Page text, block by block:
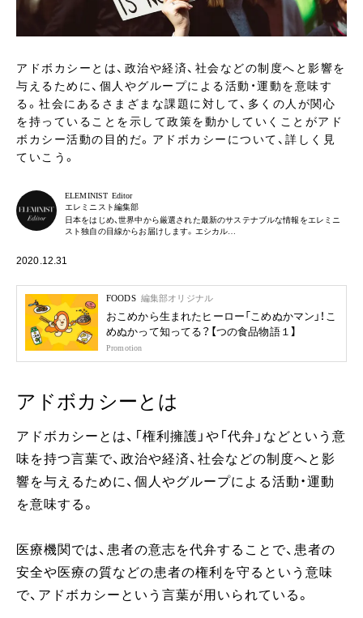
アドボカシーとは、政治や経済、社会などの制度へと影響を
与えるために、個人やグループによる活動・運動を意味す
る。社会にあるさまざまな課題に対して、多くの人が関心
を持っていることを示して政策を動かしていくことがアド
ボカシー活動の目的だ。アドボカシーについて、詳しく見
ていこう。
ELEMINIST Editor
エレミニスト編集部
日本をはじめ、世界中から厳選された最新のサステナブルな情報をエレミニ
スト独自の目線からお届けします。エシカル…
2020.12.31
FOODS 編集部オリジナル
おこめから生まれたヒーロー「こめぬかマン」！こ
めぬかって知ってる？【つの食品物語１】
Promotion
アドボカシーとは
アドボカシーとは、「権利擁護」や「代弁」などという意
味を持つ言葉で、政治や経済、社会などの制度へと影
響を与えるために、個人やグループによる活動・運動
を意味する。
医療機関では、患者の意志を代弁することで、患者の
安全や医療の質などの患者の権利を守るという意味
で、アドボカシーという言葉が用いられている。